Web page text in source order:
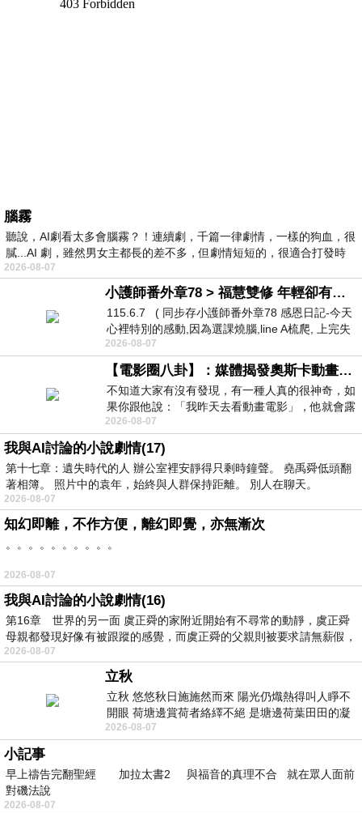
腦霧
聽說，AI劇看太多會腦霧？！連續劇，千篇一律劇情，一樣的狗血，很
膩...AI 劇，雖然男女主都長的差不多，但劇情短短的，很適合打發時
2026-08-07
小護師番外章78 > 福慧雙修 年輕卻有個老靈魂 ㄑ金剛經〉podcast
115.6.7 ( 同步存小護師番外章78 感恩日記-今天
心裡特別的感動,因為選課燒腦,line A梳爬, 上完失
智課的她,特來傾
2026-08-07
【電影圈八卦】：媒體揭發奧斯卡動畫項目投票醜聞！好萊塢為什麼看不起動畫電影？
不知道大家有沒有發現，有一種人真的很神奇，如
果你跟他說：「我昨天去看動畫電影」，他就會露
出一種慈祥的微笑，然後問你是不是陪小
2026-08-07
我與AI討論的小說劇情(17)
第十七章：遺失時代的人 辦公室裡安靜得只剩時鐘聲。 堯禹舜低頭翻
著相簿。 照片中的袁年，始終與人群保持距離。 別人在聊天。
2026-08-07
知幻即離，不作方便，離幻即覺，亦無漸次
。。。。。。。。。。
2026-08-07
我與AI討論的小說劇情(16)
第16章 世界的另一面 虞正舜的家附近開始有不尋常的動靜，虞正舜
母親都發現好像有被跟蹤的感覺，而虞正舜的父親則被要求請無薪假，
2026-08-07
立秋
立秋 悠悠秋日施施然而來 陽光仍熾熱得叫人睜不
開眼 荷塘邊賞荷者絡繹不絕 是塘邊荷葉田田的凝
望 風中飄逸的是映日荷花別樣紅
2026-08-07
小記事
早上禱告完翻聖經 加拉太書2 與福音的真理不合 就在眾人面前
對磯法說
2026-08-07